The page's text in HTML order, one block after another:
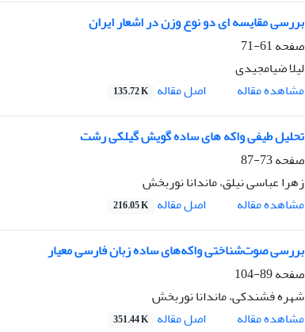
بررسی مقایسه ای دو نوع وزن در اشعار ایران
صفحه61-71
لیلا ضیامجیدی
مشاهده مقاله
اصل مقاله 135.72 K
تحلیل طیفی واکه های ساده گویش گیلکی رشت
صفحه73-87
زهرا عباسی نیلق، ماندانا نوربخش
مشاهده مقاله
اصل مقاله 216.05 K
بررسی صوت‌شناختی واکه‌های ساده زبان فارسی معیار
صفحه89-104
شهره فشندکی، ماندانا نوربخش
مشاهده مقاله
اصل مقاله 351.44 K